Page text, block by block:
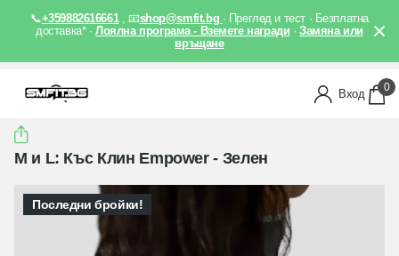
📞+359882616661 , 📧shop@smfit.bg · Преглед и тест · Безплатна
доставка* ·Лоялна програма - Вземете награди ·Замяна или
връщане
Вход 0
M и L: Къс Клин Empower - Зелен
Последни бройки!